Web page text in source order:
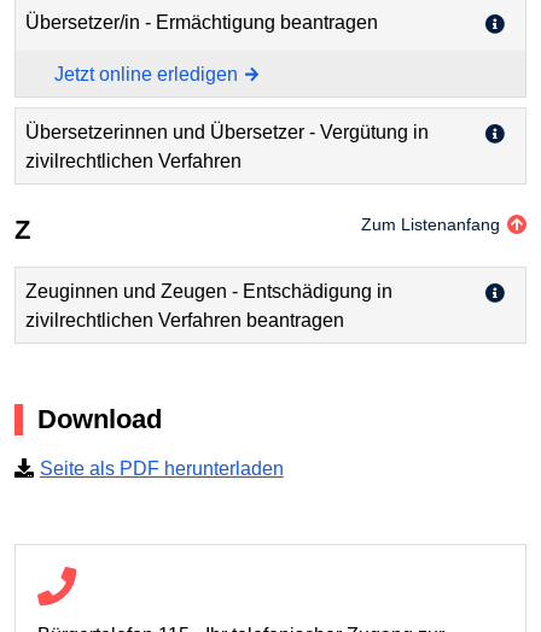
Übersetzer/in - Ermächtigung beantragen
Jetzt online erledigen
Übersetzerinnen und Übersetzer - Vergütung in
zivilrechtlichen Verfahren
Z Zum Listenanfang
Zeuginnen und Zeugen - Entschädigung in
zivilrechtlichen Verfahren beantragen
Download
Seite als PDF herunterladen